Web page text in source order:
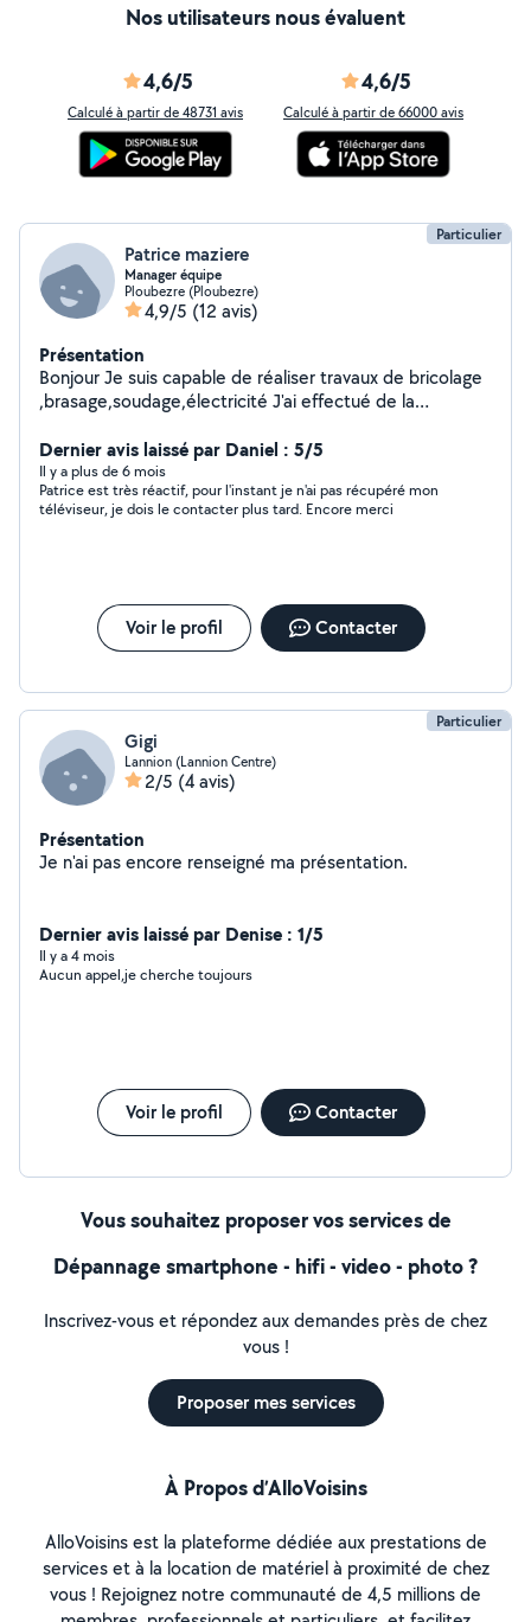
programmes. MATÉRIEL & HARDWARE Diagnostic &
Nettoyage interne (poussière) et mise à jour du BIOS.
Nos utilisateurs nous évaluent
4,6/5
Calculé à partir de 48731 avis
4,6/5
Calculé à partir de 66000 avis
Particulier
Patrice maziere
Manager équipe
Ploubezre (Ploubezre)
4,9/5 (12 avis)
Présentation
Bonjour Je suis capable de réaliser travaux de bricolage
,brasage,soudage,électricité J'ai effectué de la
plomb ayant une pratique professionnelle Je sais
également monter des meubles en kit et suis assez
disponible. À bientôt
Dernier avis laissé par Daniel : 5/5
Il y a plus de 6 mois
Patrice est très réactif, pour l'instant je n'ai pas récupéré mon
téléviseur, je dois le contacter plus tard. Encore merci
Voir le profil Contacter
Particulier
Gigi
Lannion (Lannion Centre)
2/5 (4 avis)
Présentation
Je n'ai pas encore renseigné ma présentation.
Dernier avis laissé par Denise : 1/5
Il y a 4 mois
Aucun appel,je cherche toujours
Voir le profil Contacter
Vous souhaitez proposer vos services de
Dépannage smartphone - hifi - video - photo ?
Inscrivez-vous et répondez aux demandes près de chez
vous !
Proposer mes services
À Propos d’AlloVoisins
AlloVoisins est la plateforme dédiée aux prestations de
services et à la location de matériel à proximité de chez
vous ! Rejoignez notre communauté de 4,5 millions de